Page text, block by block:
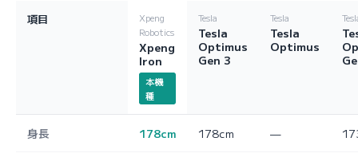
項目
Xpeng
Robotics
Xpeng
Iron
本機
種
Tesla
Tesla
Optimus
Gen 3
Tesla
Tesla
Optimus
身長 178cm 178cm —